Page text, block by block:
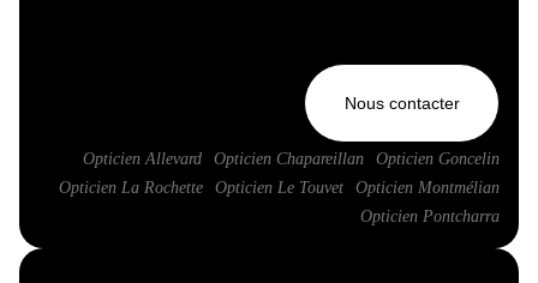
Nous contacter
Opticien Allevard Opticien Chapareillan
Opticien Goncelin
Opticien La Rochette
Opticien Le Touvet
Opticien Montmélian
Opticien Pontcharra